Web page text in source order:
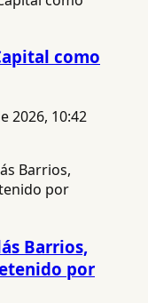
como
2026, 10:42
Barrios,
por